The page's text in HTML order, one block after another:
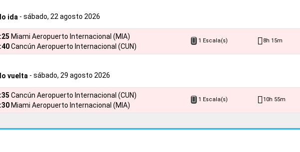
ida - sábado, 22 agosto 2026
Miami Aeropuerto Internacional (MIA)
Cancún Aeropuerto Internacional (CUN)
1 Escala(s) 8h 15m
vuelta - sábado, 29 agosto 2026
Cancún Aeropuerto Internacional (CUN)
Miami Aeropuerto Internacional (MIA)
1 Escala(s) 10h 55m